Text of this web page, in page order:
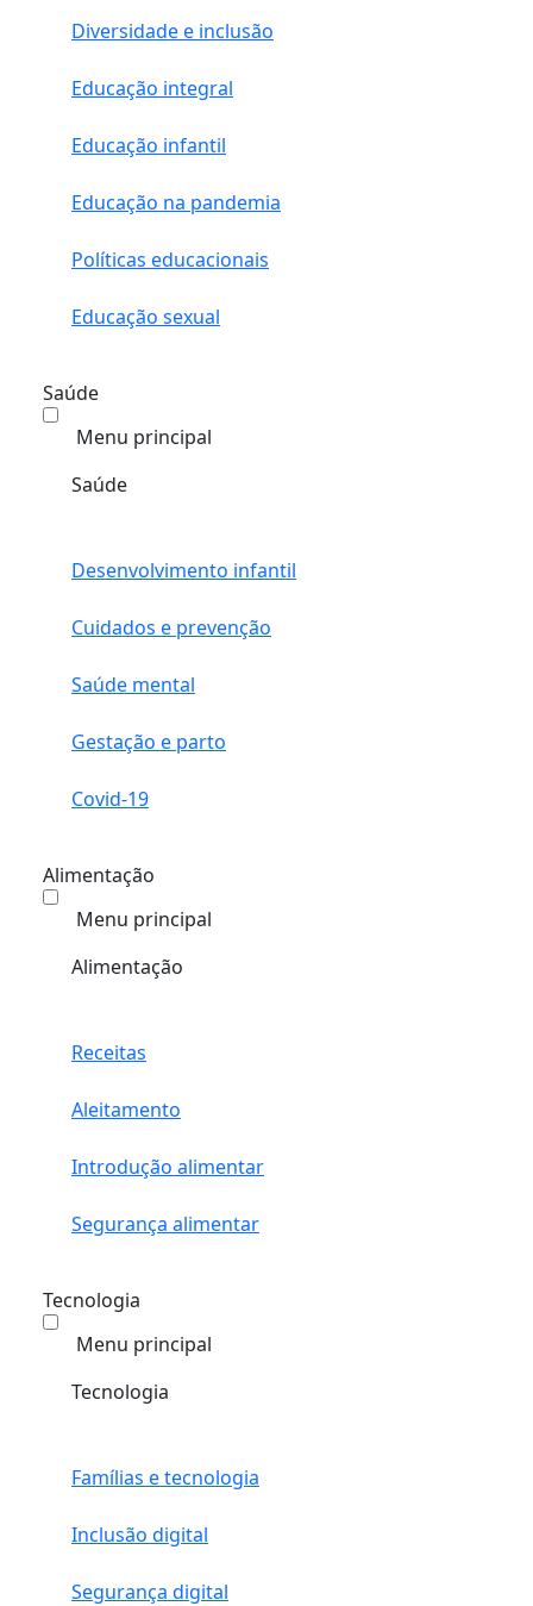
Diversidade e inclusão
Educação integral
Educação infantil
Educação na pandemia
Políticas educacionais
Educação sexual
Saúde
Menu principal
Saúde
Desenvolvimento infantil
Cuidados e prevenção
Saúde mental
Gestação e parto
Covid-19
Alimentação
Menu principal
Alimentação
Receitas
Aleitamento
Introdução alimentar
Segurança alimentar
Tecnologia
Menu principal
Tecnologia
Famílias e tecnologia
Inclusão digital
Segurança digital